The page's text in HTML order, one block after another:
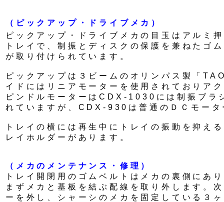
（ピックアップ・ドライブメカ）
ピックアップ・ドライブメカの目玉はアルミ
トレイで、制振とディスクの保護を兼ねたゴ
が取り付けられています。
ピックアップは３ビームのオリンパス製「
イドにはリニアモーターを使用されておりア
ピンドルモーターはCDX-1030には制振ブラ
れていますが、CDX-930は普通のＤＣモータ
トレイの横には再生中にトレイの振動を抑え
レイホルダーがあります。
（メカのメンテナンス・修理）
トレイ開閉用のゴムベルトはメカの裏側にあ
まずメカと基板を結ぶ配線を取り外します。
ーを外し、シャーシのメカを固定している３